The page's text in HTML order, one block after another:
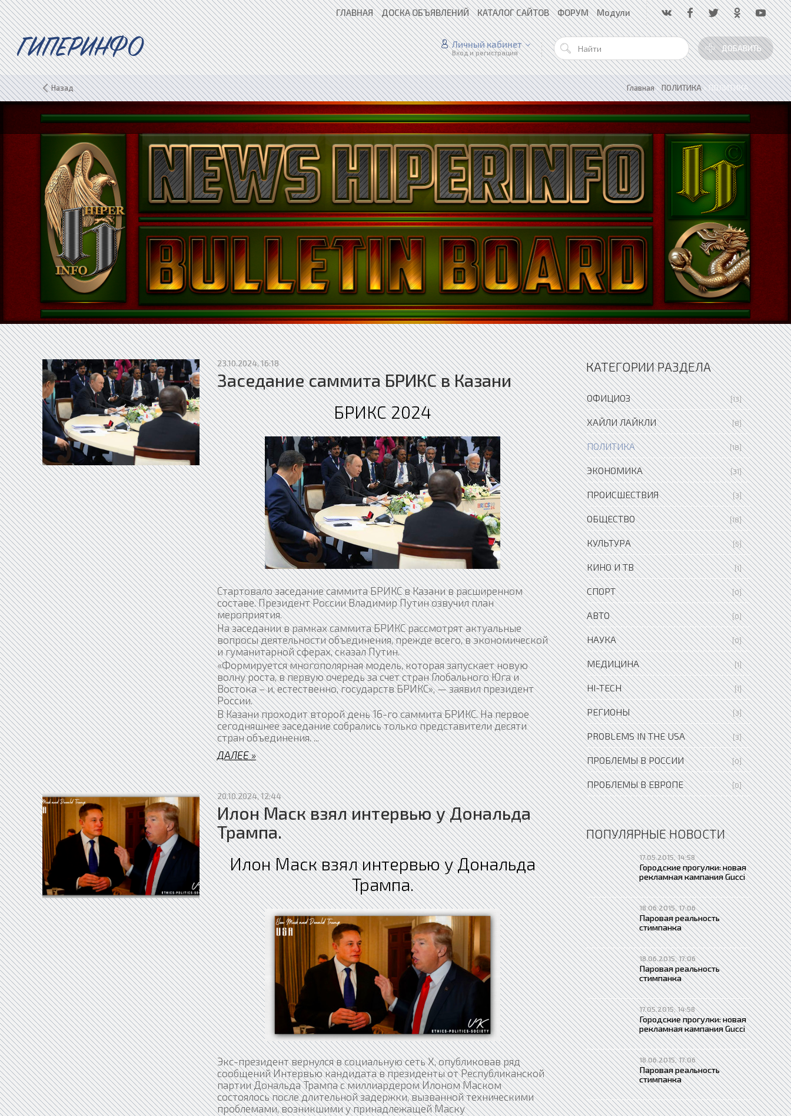
ГЛАВНАЯ ДОСКА ОБЪЯВЛЕНИЙ КАТАЛОГ САЙТОВ ФОРУМ Модули
ГИПЕРИНФО ДОБАВИТЬ
Личный кабинет
Вход и регистрация
Назад Главная»ПОЛИТИКА»ПОЛИТИКА
23.10.2024, 16:18
Заседание саммита БРИКС в Казани
БРИКС 2024
Стартовало заседание саммита БРИКС в Казани в расширенном
составе. Президент России Владимир Путин озвучил план
мероприятия.
На заседании в рамках саммита БРИКС рассмотрят актуальные
вопросы деятельности объединения, прежде всего, в экономической
и гуманитарной сферах, сказал Путин.
«Формируется многополярная модель, которая запускает новую
волну роста, в первую очередь за счет стран Глобального Юга и
Востока – и, естественно, государств БРИКС», — заявил президент
России.
В Казани проходит второй день 16-го саммита БРИКС. На первое
сегодняшнее заседание собрались только представители десяти
стран объединения....
ДАЛЕЕ »
20.10.2024, 12:44
Илон Маск взял интервью у Дональда
Трампа.
Илон Маск взял интервью у Дональда
Трампа.
Экс-президент вернулся в социальную сеть Х, опубликовав ряд
сообщений Интервью кандидата в президенты от Республиканской
партии Дональда Трампа с миллиардером Илоном Маском
состоялось после длительной задержки, вызванной техническими
проблемами, возникшими у принадлежащей Маску
КАТЕГОРИИ РАЗДЕЛА
ОФИЦИОЗ [13]
ХАЙЛИ ЛАЙКЛИ [8]
ПОЛИТИКА [18]
ЭКОНОМИКА [31]
ПРОИСШЕСТВИЯ [3]
ОБЩЕСТВО [18]
КУЛЬТУРА [5]
КИНО И ТВ [1]
СПОРТ [0]
АВТО [0]
НАУКА [0]
МЕДИЦИНА [1]
HI-TECH [1]
РЕГИОНЫ [3]
PROBLEMS IN THE USA [3]
ПРОБЛЕМЫ В РОССИИ [0]
ПРОБЛЕМЫ В ЕВРОПЕ [0]
ПОПУЛЯРНЫЕ НОВОСТИ
17.05.2015, 14:58
Городские прогулки: новая
рекламная кампания Gucci
18.06.2015, 17:06
Паровая реальность
стимпанка
18.06.2015, 17:06
Паровая реальность
стимпанка
17.05.2015, 14:58
Городские прогулки: новая
рекламная кампания Gucci
18.06.2015, 17:06
Паровая реальность
стимпанка